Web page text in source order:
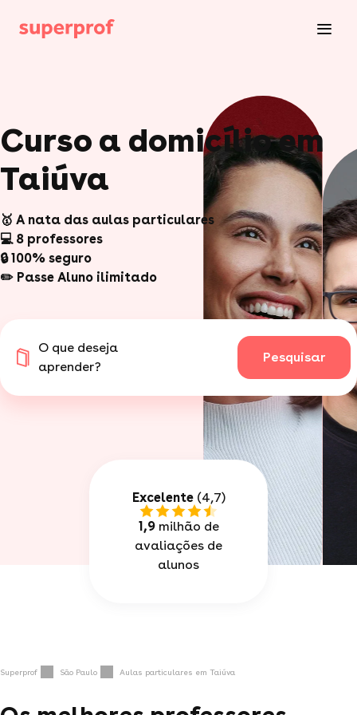
Curso a domicílio em
Taiúva
🥇 A nata das aulas particulares
💻 8 professores
🔒 100% seguro
✏️ Passe Aluno ilimitado
O que deseja
aprender?
Pesquisar
Excelente(4,7)
1,9milhão de
avaliações de
alunos
Superprof São Paulo Aulas particulares em Taiúva